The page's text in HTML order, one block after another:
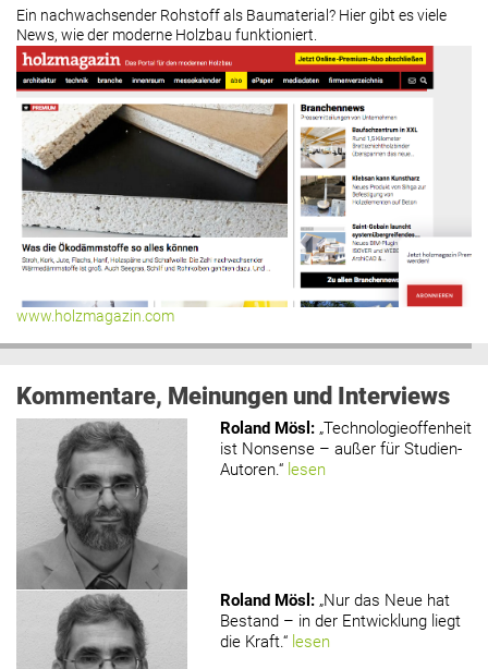
Ein nachwachsender Rohstoff als Baumaterial? Hier gibt es viele
News, wie der moderne Holzbau funktioniert.
www.holzmagazin.com
Kommentare, Meinungen und Interviews
Roland Mösl : „Technologieoffenheit
ist Nonsense – außer für Studien-
Autoren.“ lesen
Roland Mösl : „Nur das Neue hat
Bestand – in der Entwicklung liegt
die Kraft.“ lesen